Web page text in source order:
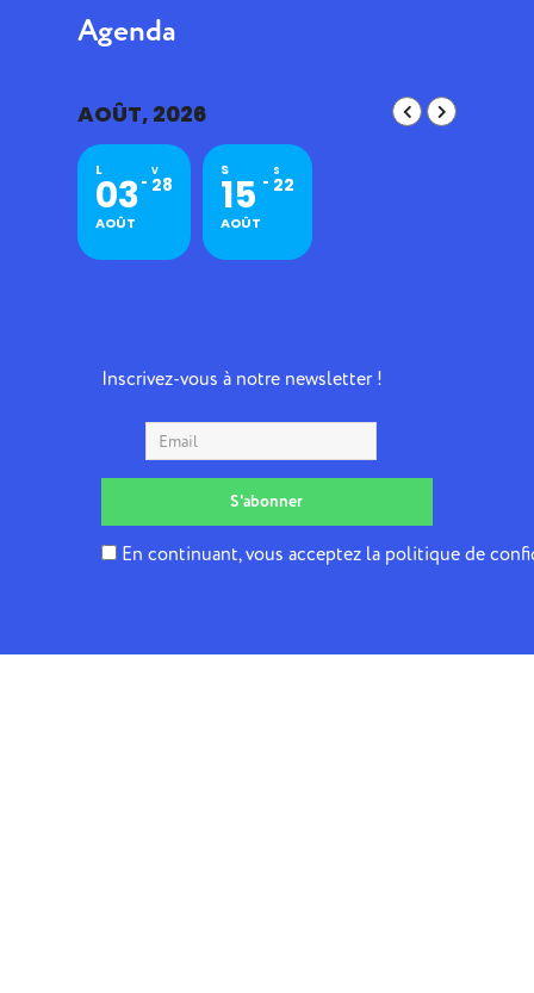
Agenda
AOÛT, 2026
L
03
AOÛT
V
28
S
15
AOÛT
S
22
Inscrivez-vous à notre newsletter !
En continuant, vous acceptez la politique de